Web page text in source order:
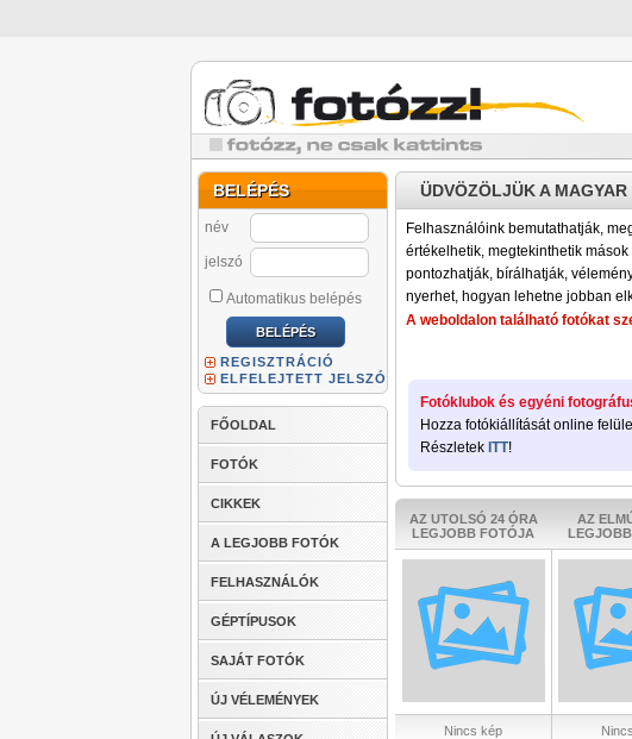
BELÉPÉS
név
jelszó
Automatikus belépés
REGISZTRÁCIÓ
ELFELEJTETT JELSZÓ
FŐOLDAL
FOTÓK
CIKKEK
A LEGJOBB FOTÓK
FELHASZNÁLÓK
GÉPTÍPUSOK
SAJÁT FOTÓK
ÚJ VÉLEMÉNYEK
ÜDVÖZÖLJÜK A
Felhasználóink bemutathatják,
értékelhetik, megtekinthetik
pontozhatják, bírálhatják,
nyerhet, hogyan lehetne jobban
A weboldalon található fotókat
Fotóklubok és egyéni
Hozza fotókiállítását online
Részletek ITT!
AZ UTOLSÓ 24 ÓRA
LEGJOBB FOTÓJA
AZ
Nincs kép